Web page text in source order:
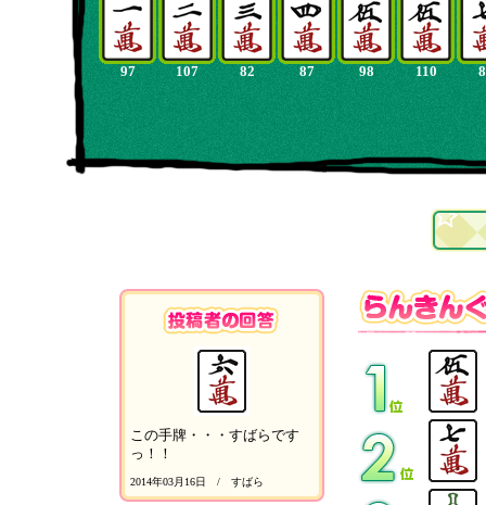
97 107 82 87 98 110
この手牌・・・すばらです
っ！！
2014年03月16日 / すばら